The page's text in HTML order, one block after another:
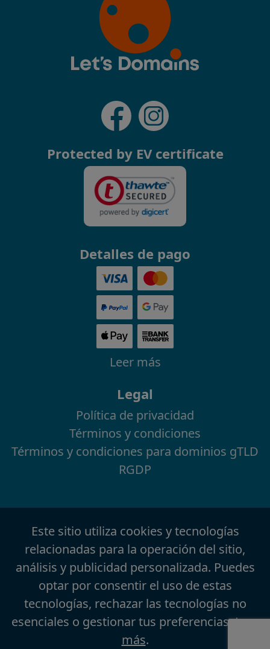
Protected by EV certificate
Detalles de pago
Leer más
Legal
Política de privacidad
Términos y condiciones
Términos y condiciones para dominios gTLD
RGDP
Este sitio utiliza cookies y tecnologías
relacionadas para la operación del sitio,
análisis y publicidad personalizada. Puedes
optar por consentir el uso de estas
tecnologías, rechazar las tecnologías no
esenciales o gestionar tus preferencias.Leer
más.